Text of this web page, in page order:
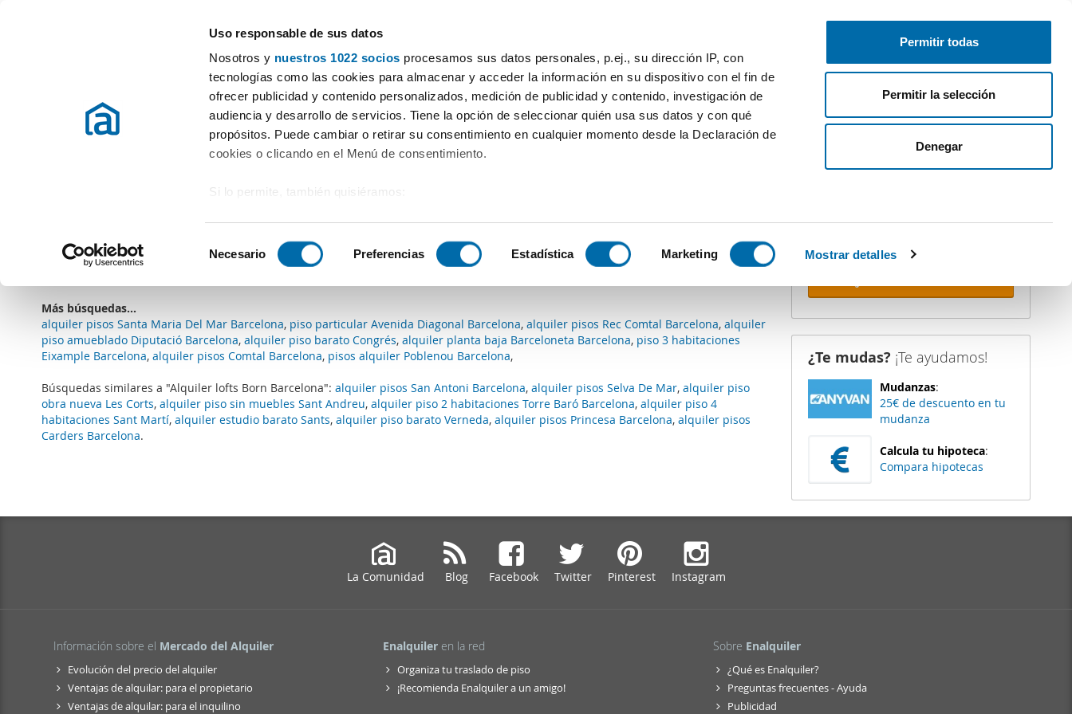
Uso responsable de sus datos
Nosotros y nuestros 1022 socios procesamos sus datos personales, p.ej., su dirección IP, con
tecnologías como las cookies para almacenar y acceder la información en su dispositivo con el fin de
ofrecer publicidad y contenido personalizados, medición de publicidad y contenido, investigación de
audiencia y desarrollo de servicios. Tiene la opción de seleccionar quién usa sus datos y con qué
propósitos. Puede cambiar o retirar su consentimiento en cualquier momento desde la Declaración de
cookies o clicando en el Menú de consentimiento.
Si lo permite, también quisiéramos:
Identificar su dispositivo analizándolo activamente para buscar características específicas (huellas
en la Declaración de cookies.
de redes sociales y analizar el tráfico. Además, compartimos información sobre el uso que haga del
sitio web con nuestros partners de redes sociales, publicidad y análisis web, quienes pueden
combinarla con otra información que les haya proporcionado o que hayan recopilado a partir del uso
e
c
c
i
n
d
e
t
o
Necesario Preferencias Estadística Marketing Mostrar detalles
Permitir todas
Permitir la selección
Denegar
Publica gratis Inicia sesión
Habitaciones Más filtros - 2
Alquiler pisos Barcelona provincia Alquiler lofts Born Barcelona
Búsquedas similares a "Alquiler lofts Born Barcelona": alquiler pisos San Antoni Barcelona, alquiler pisos Selva De Mar, alquiler piso
obra nueva Les Corts, alquiler piso sin muebles Sant Andreu, alquiler piso 2 habitaciones Torre Baró Barcelona, alquiler piso 4
habitaciones Sant Martí, alquiler estudio barato Sants, alquiler piso barato Verneda, alquiler pisos Princesa Barcelona, alquiler pisos
Carders Barcelona.
(0 viviendas)
Tipo vivienda: Loft Borrar filtros
Suscríbete a una alerta emailcuando existan viviendas que se ajustan a tus criterios de búsqueda.
Más búsquedas...
alquiler pisos Santa Maria Del Mar Barcelona, piso particular Avenida Diagonal Barcelona, alquiler pisos Rec Comtal Barcelona, alquiler
piso amueblado Diputació Barcelona, alquiler piso barato Congrés, alquiler planta baja Barceloneta Barcelona, piso 3 habitaciones
Eixample Barcelona, alquiler pisos Comtal Barcelona, pisos alquiler Poblenou Barcelona,
No dejes que te adelanten. Recibe en
¿Te mudas? ¡Te ayudamos!
Mudanzas:
25€ de descuento en tu
mudanza
Calcula tu hipoteca:
Compara hipotecas
La Comunidad Blog Facebook Twitter Pinterest Instagram
Información sobre el Mercado del Alquiler
Evolución del precio del alquiler
Ventajas de alquilar: para el propietario
Ventajas de alquilar: para el inquilino
Enalquiler en la red
Organiza tu traslado de piso
¡Recomienda Enalquiler a un amigo!
Sobre Enalquiler
¿Qué es Enalquiler?
Preguntas frecuentes - Ayuda
Publicidad